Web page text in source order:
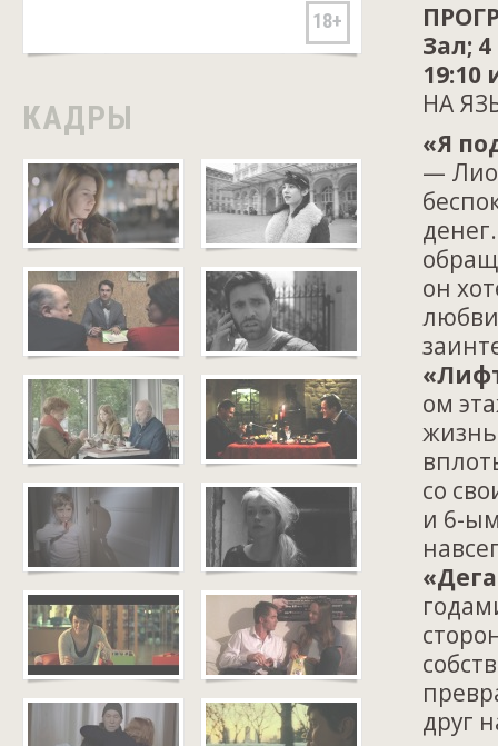
18+
КАДРЫ
Зал;
19:10
НА
«Я
—
он
ом
жизнь
со
и 6-
друг